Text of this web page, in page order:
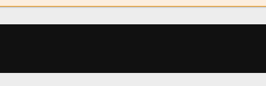
Чужие против
Близнецы -
Живешь